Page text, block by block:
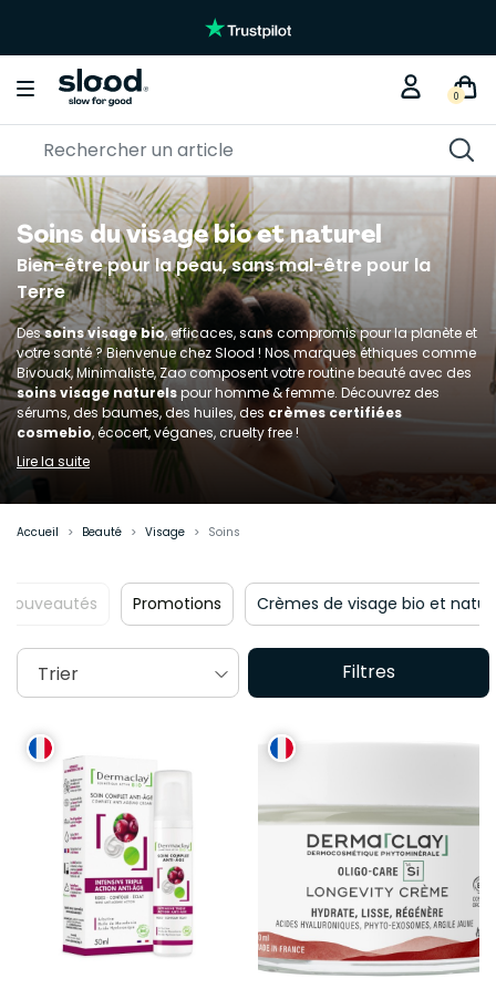
Braderie créative KITS DIY
0
Soins du visage bio et naturel
Bien-être pour la peau, sans mal-être pour la
Terre
Dessoins visage bio, efficaces, sans compromis pour la planète et
votre santé ? Bienvenue chez Slood ! Nos marques éthiques comme
Bivouak, Minimaliste, Zao composent votre routine beauté avec des
soins visage naturelspour homme & femme. Découvrez des
sérums, des baumes, des huiles, des crèmes certifiées
cosmebio, écocert, véganes, cruelty free !
Lire la suite
Accueil Beauté Visage Soins
Crèmes de visage bio et naturelles Sérum
Filtres
Trier